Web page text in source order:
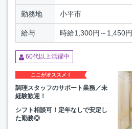
勤務地 小平市
給与 時給1,300円～1,450円
60代以上活躍中
ここがオススメ！
調理スタッフのサポート業務／未
経験歓迎！
シフト相談可！定年なしで安定し
た勤務◎